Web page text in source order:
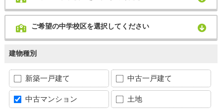
ご希望の中学校区を選択してください
建物種別
新築一戸建て 中古一戸建て
中古マンション 土地